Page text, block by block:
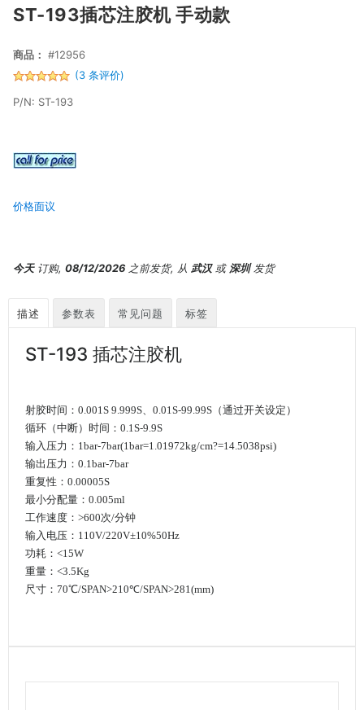
ST-193插芯注胶机 手动款
商品： #12956
(3 条评价)
P/N: ST-193
价格面议
今天订购,08/12/2026 之前发货, 从武汉或 深圳发货
描述 参数表 常见问题 标签
ST-193 插芯注胶机
射胶时间：0.001S 9.999S、0.01S-99.99S（通过开关设定）
循环（中断）时间：0.1S-9.9S
输入压力：1bar-7bar(1bar=1.01972kg/cm?=14.5038psi)
输出压力：0.1bar-7bar
重复性：0.00005S
最小分配量：0.005ml
工作速度：>600次/分钟
输入电压：110V/220V±10%50Hz
功耗：<15W
重量：<3.5Kg
尺寸：70℃/SPAN>210℃/SPAN>281(mm)